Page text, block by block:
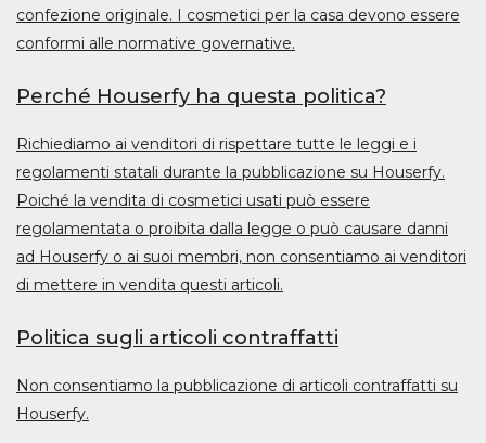
confezione originale. I cosmetici per la casa devono essere
conformi alle normative governative.
Perché Houserfy ha questa politica?
Richiediamo ai venditori di rispettare tutte le leggi e i
regolamenti statali durante la pubblicazione su Houserfy.
Poiché la vendita di cosmetici usati può essere
regolamentata o proibita dalla legge o può causare danni
ad Houserfy o ai suoi membri, non consentiamo ai venditori
di mettere in vendita questi articoli.
Politica sugli articoli contraffatti
Non consentiamo la pubblicazione di articoli contraffatti su
Houserfy.